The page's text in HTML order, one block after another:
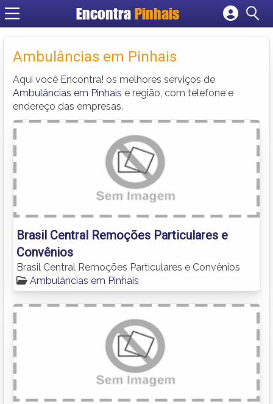
Encontra Pinhais
Cadastrar empresa
Criar conta
Ambulâncias em Pinhais
Aqui você Encontra! os melhores serviços de
Ambulâncias em Pinhais e região, com telefone e
endereço das empresas.
Brasil Central Remoções Particulares e
Convênios
Brasil Central Remoções Particulares e Convênios
Ambulâncias em Pinhais